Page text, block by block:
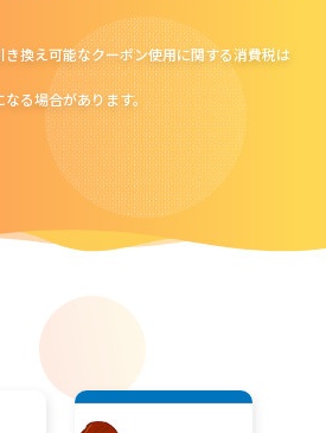
換え可能なクーポン使用に関する消費税は
る場合があります。